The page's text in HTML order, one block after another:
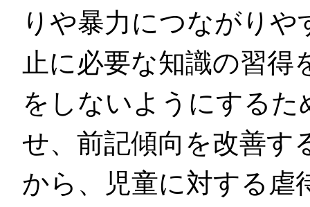
りや暴力につながり
止に必要な知識の習
をしないようにする
せ、前記傾向を改善す
から、児童に対する虐